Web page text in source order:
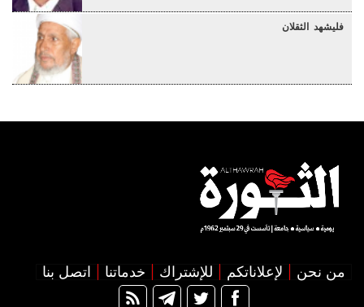
فليشهد الثقلان
من نحن لإعلاناتكم للإشتراك خدماتنا اتصل بنا